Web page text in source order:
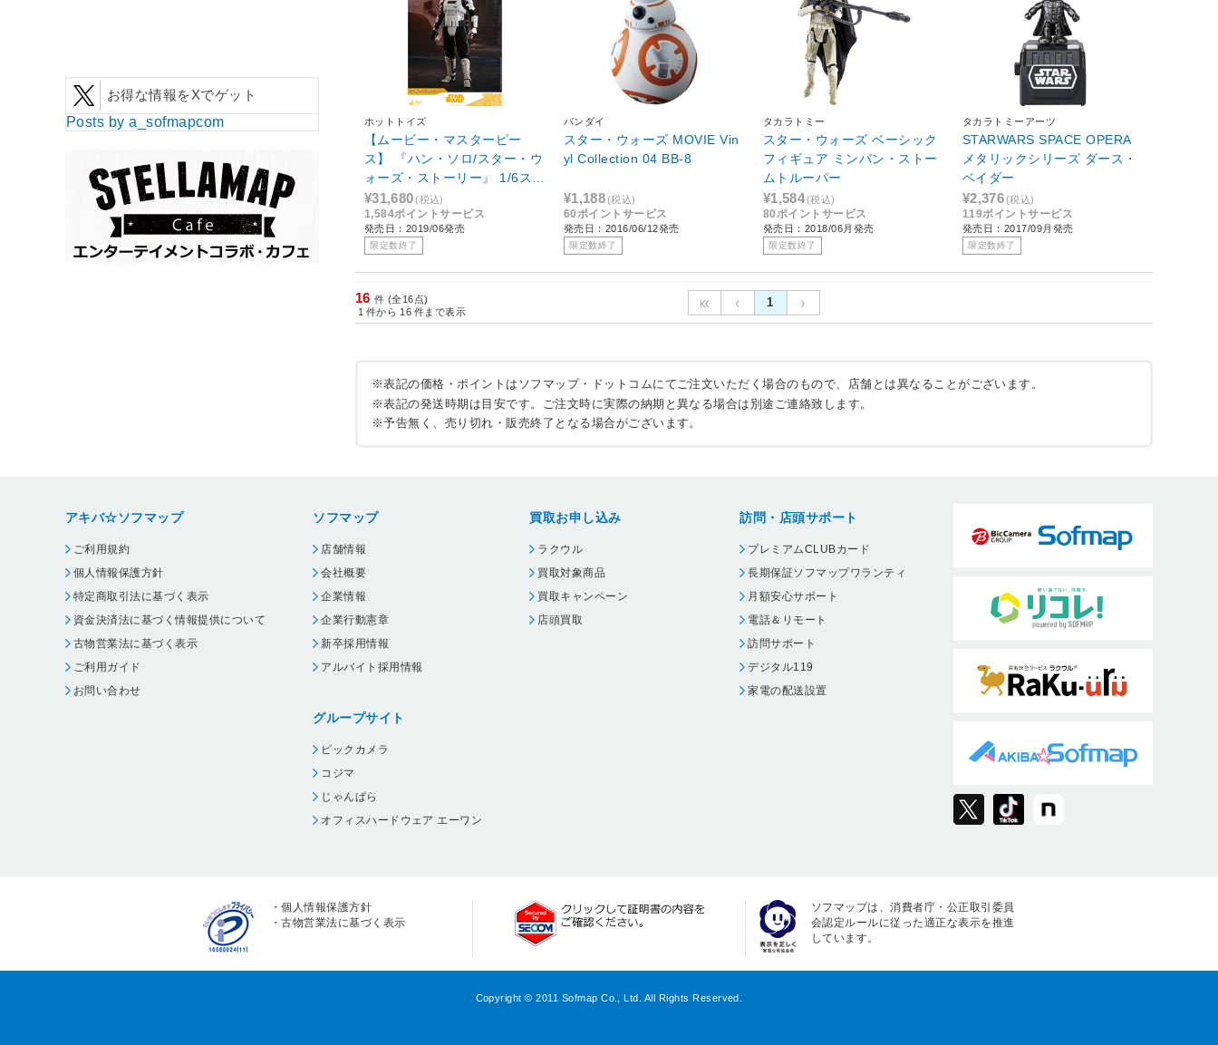
ホットトイズ
【ムービー・マスターピー
ス】 『ハン・ソロ/スター・ウ
ォーズ・ストーリー』 1/6スケ
ールフィギュア パトロール・
トルーパー
¥31,680(税込)
1,584ポイントサービス
発売日：2019/06発売
限定数終了
バンダイ
スター・ウォーズ MOVIE Vin
yl Collection 04 BB-8
¥1,188(税込)
60ポイントサービス
発売日：2016/06/12発売
限定数終了
タカラトミー
スター・ウォーズ ベーシック
フィギュア ミンバン・ストー
ムトルーパー
¥1,584(税込)
80ポイントサービス
発売日：2018/06月発売
限定数終了
タカラトミーアーツ
STARWARS SPACE OPERA
メタリックシリーズ ダース・
ベイダー
¥2,376(税込)
119ポイントサービス
発売日：2017/09月発売
限定数終了
16 件 (全16点)
1 件から 16 件まで表示
1
※表記の価格・ポイントはソフマップ・ドットコムにてご注文いただく場合のもので、店舗とは異なることがございます。
※表記の発送時期は目安です。ご注文時に実際の納期と異なる場合は別途ご連絡致します。
※予告無く、売り切れ・販売終了となる場合がございます。
お得な情報をXでゲット
Posts by a_sofmapcom
アキバ☆ソフマップ
ご利用規約
個人情報保護方針
特定商取引法に基づく表示
資金決済法に基づく情報提供について
古物営業法に基づく表示
ご利用ガイド
お問い合わせ
ソフマップ
店舗情報
会社概要
企業情報
企業行動憲章
新卒採用情報
アルバイト採用情報
グループサイト
ビックカメラ
コジマ
じゃんぱら
オフィスハードウェア エーワン
買取お申し込み
ラクウル
買取対象商品
買取キャンペーン
店頭買取
訪問・店頭サポート
プレミアムCLUBカード
長期保証ソフマップワランティ
月額安心サポート
電話＆リモート
訪問サポート
デジタル119
家電の配送設置
・個人情報保護方針
・古物営業法に基づく表示
ソフマップは、消費者庁・公正取引委員
会認定ルールに従った適正な表示を推進
しています。
Copyright © 2011 Sofmap Co., Ltd. All Rights Reserved.